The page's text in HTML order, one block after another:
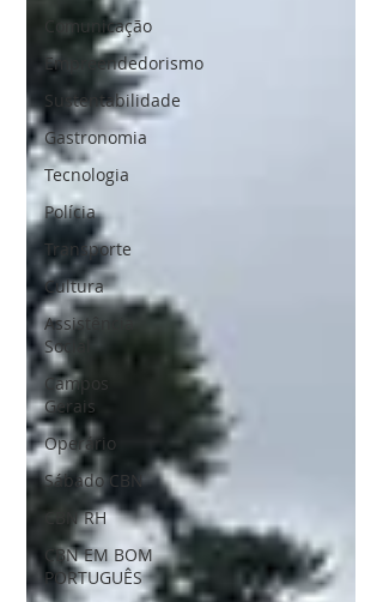
Comunicação
Empreendedorismo
Sustentabilidade
Gastronomia
Tecnologia
Polícia
Transporte
Cultura
Assistência
Social
Campos
Gerais
Operário
Sábado CBN
CBN RH
CBN EM BOM
PORTUGUÊS